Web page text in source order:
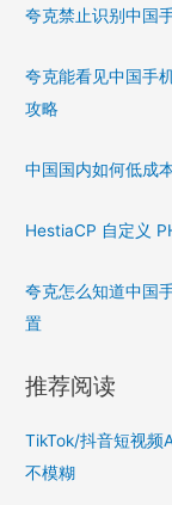
夸克禁止识别中国
夸克能看见中国手
攻略
中国国内如何低成
HestiaCP 自定义
夸克怎么知道中国
置
推荐阅读
TikTok/抖音短视频
不模糊